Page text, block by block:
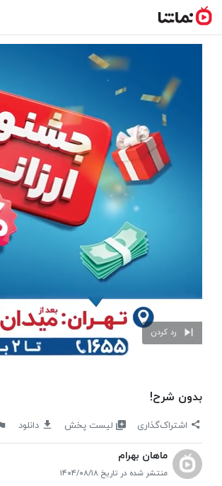
رد کردن
بدون شرح!
اشتراک‌گذاری لیست پخش دانلود
ماهان بهرام
منتشر شده در تاریخ ۱۴۰۴/۰۸/۱۸